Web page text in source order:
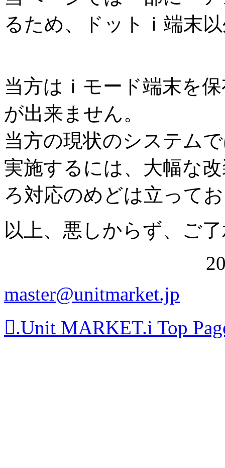
るため、ドットｉ端末
当方はｉモード端末を
が出来ません。
当方の現状のシステム
実施するには、大幅な
ろ対応のめどは立って
以上、悪しからず、ご
master@unitmarket.jp
.Unit MARKET.i Top